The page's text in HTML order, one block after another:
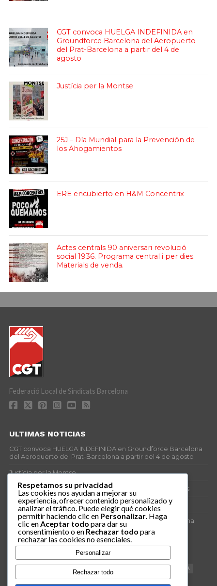
CGT convoca HUELGA INDEFINIDA en
Groundforce Barcelona del Aeropuerto
del Prat-Barcelona a partir del 4 de
agosto
Justícia per la Montse
25J – Día Mundial para la Prevención de
los Ahogamientos
ERE encubierto en H&M Concentrix
Actes centrals 90 aniversari revolució
social 1936. Programa central i per dies.
Materials de venda.
Federació Local de Sindicats Barcelona
ULTIMAS NOTICIAS
CGT convoca HUELGA INDEFINIDA en Groundforce Barcelona
del Aeropuerto del Prat-Barcelona a partir del 4 de agosto
Justícia per la Montse
25J – Día Mundial para la Prevención de los Ahogamientos
ERE encubierto en H&M Concentrix
Actes centrals 90 aniversari revolució social 1936. Programa
central i per dies. Materials de venda.
VAGA TELEMARKETING NETEJA
CONFERENCIA
DOCUMENTAL
SANITAT CATSALUT 061 ANTI-MWC
Respetamos su privacidad
Las cookies nos ayudan a mejorar su
experiencia, ofrecer contenido personalizado y
analizar el tráfico. Puede elegir qué cookies
permitir haciendo clic en Personalizar . Haga
clic en Aceptar todo para dar su
consentimiento o en Rechazar todo para
rechazar las cookies no esenciales.
Personalizar
Rechazar todo